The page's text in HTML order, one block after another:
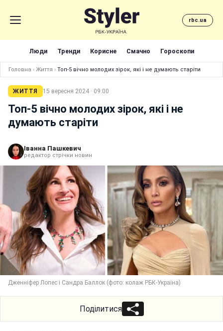
rbc.ua
Люди Тренди Корисне Смачно Гороскопи
Головна › Життя › Топ-5 вічно молодих зірок, які і не думають старіти
ЖИТТЯ 15 вересня 2024 · 09:00
Топ-5 вічно молодих зірок, які і не
думають старіти
Іванна Пашкевич
редактор стрічки новин
Дженніфер Лопес і Сандра Баллок (фото: колаж РБК-Україна)
Поділитися